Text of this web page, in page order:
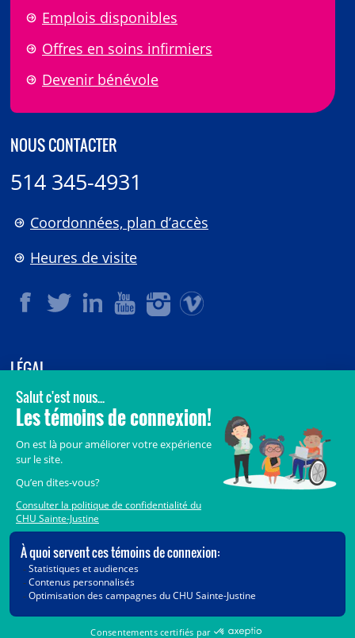
Emplois disponibles
Offres en soins infirmiers
Devenir bénévole
NOUS CONTACTER
514 345-4931
Coordonnées, plan d’accès
Heures de visite
LÉGAL
© 2006-2026CHU Sainte-Justine.
Tous droits réservés.
Crédits
Accès aux documents des organismes publics